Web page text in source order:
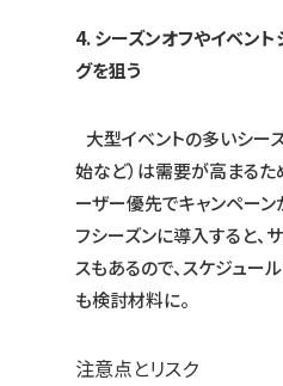
4. シーズンオフやイベン
グを狙う
大型イベントの多いシー
始など）は需要が高まるた
ーザー優先でキャンペーン
フシーズンに導入すると、
スもあるので、スケジュ
も検討材料に。
注意点とリスク